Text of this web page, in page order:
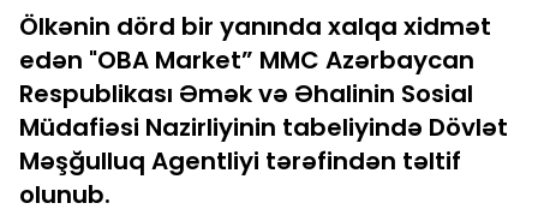
Ölkənin dörd bir yanında xalqa xidmət
edən "OBA Market” MMC Azərbaycan
Respublikası Əmək və Əhalinin Sosial
Müdafiəsi Nazirliyinin tabeliyində Dövlət
Məşğulluq Agentliyi tərəfindən təltif
olunub.